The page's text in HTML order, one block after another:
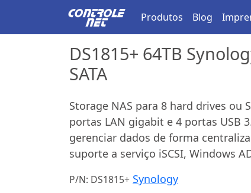
Produtos Blog
DS1815+ 64TB
SATA
Storage NAS para 8 hard drives ou
portas LAN gigabit e 4 portas USB
gerenciar dados de forma
suporte a serviço iSCSI, Windows
P/N: DS1815+ Synology